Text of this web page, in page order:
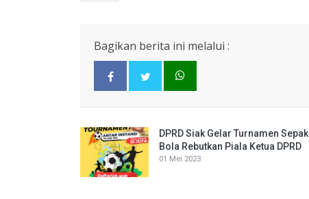
Bagikan berita ini melalui :
DPRD Siak Gelar Turnamen Sepak
Bola Rebutkan Piala Ketua DPRD
01 Mei 2023